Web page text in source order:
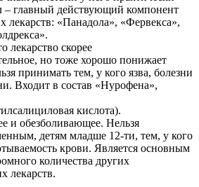
– главный действующий компонент
лекарств: «Панадола», «Фервекса»,
лекарство скорее
но тоже хорошо понижает
принимать тем, у кого язва, болезни
Входит в состав «Нурофена»,
кислота).
и обезболивающее. Нельзя
детям младше 12-ти, тем, у кого
крови. Является основным
количества других
лекарств.